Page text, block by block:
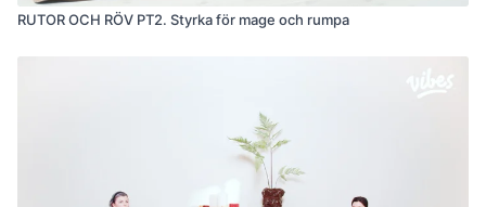
RUTOR OCH RÖV PT2. Styrka för mage och rumpa